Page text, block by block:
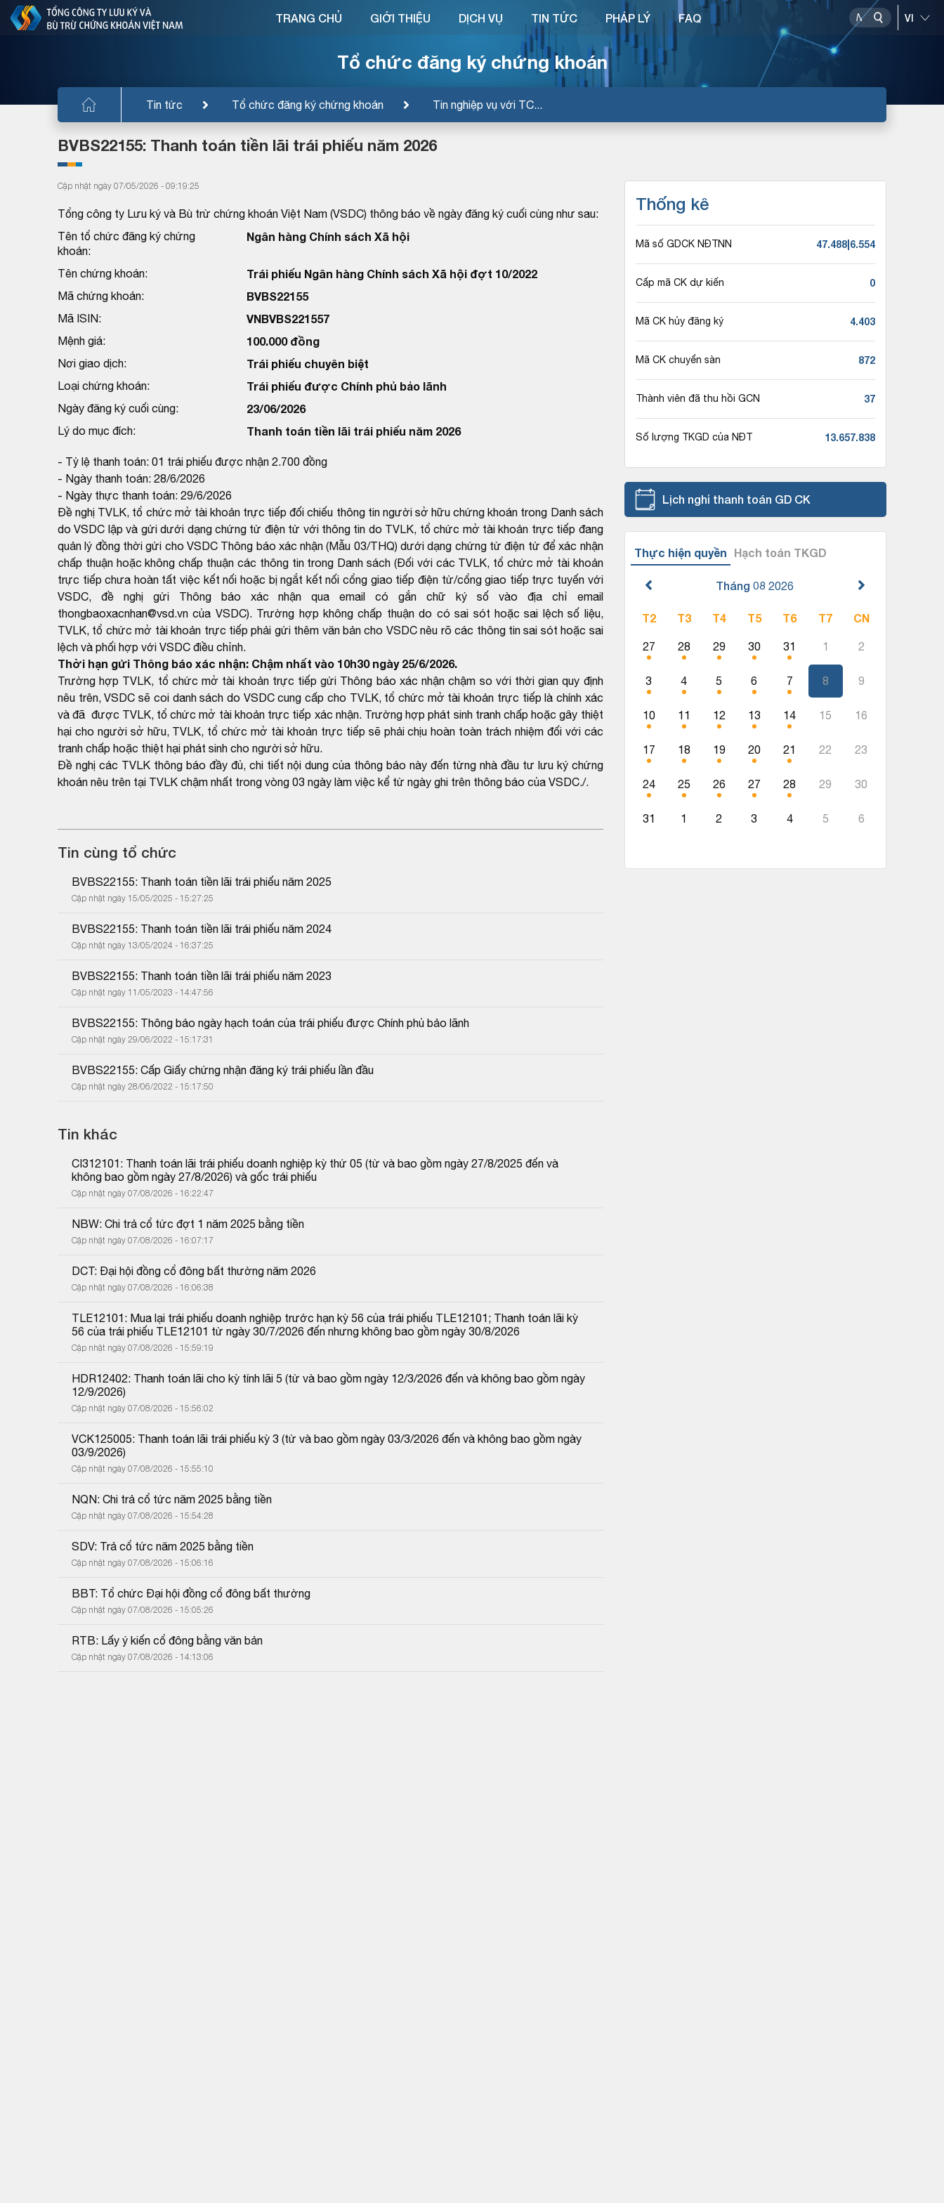
Tổ chức đăng ký chứng khoán
Tin tức Tổ chức đăng ký chứng khoán Tin nghiệp vụ với TC...
TRANG CHỦ GIỚI THIỆU DỊCH VỤ TIN TỨC PHÁP LÝ FAQ
BVBS22155: Thanh toán tiền lãi trái phiếu năm 2026
Cập nhật ngày 07/05/2026 - 09:19:25
Tổng công ty Lưu ký và Bù trừ chứng khoán Việt Nam (VSDC) thông báo về ngày đăng ký cuối cùng như sau:
Tên tổ chức đăng ký chứng
khoán:
Ngân hàng Chính sách Xã hội
Tên chứng khoán: Trái phiếu Ngân hàng Chính sách Xã hội đợt 10/2022
Mã chứng khoán: BVBS22155
Mã ISIN: VNBVBS221557
Mệnh giá: 100.000 đồng
Nơi giao dịch: Trái phiếu chuyên biệt
Loại chứng khoán: Trái phiếu được Chính phủ bảo lãnh
Ngày đăng ký cuối cùng: 23/06/2026
Lý do mục đích: Thanh toán tiền lãi trái phiếu năm 2026
- Tỷ lệ thanh toán: 01 trái phiếu được nhận 2.700 đồng
- Ngày thanh toán: 28/6/2026
- Ngày thực thanh toán: 29/6/2026
Đề nghị TVLK, tổ chức mở tài khoản trực tiếp đối chiếu thông tin người sở hữu chứng khoán trong Danh sách
do VSDC lập và gửi dưới dạng chứng từ điện tử với thông tin do TVLK, tổ chức mở tài khoản trực tiếp đang
quản lý đồng thời gửi cho VSDC Thông báo xác nhận (Mẫu 03/THQ) dưới dạng chứng từ điện tử để xác nhận
chấp thuận hoặc không chấp thuận các thông tin trong Danh sách (Đối với các TVLK, tổ chức mở tài khoản
trực tiếp chưa hoàn tất việc kết nối hoặc bị ngắt kết nối cổng giao tiếp điện tử/cổng giao tiếp trực tuyến với
VSDC, đề nghị gửi Thông báo xác nhận qua email có gắn chữ ký số vào địa chỉ email
thongbaoxacnhan@vsd.vn của VSDC). Trường hợp không chấp thuận do có sai sót hoặc sai lệch số liệu,
TVLK, tổ chức mở tài khoản trực tiếp phải gửi thêm văn bản cho VSDC nêu rõ các thông tin sai sót hoặc sai
lệch và phối hợp với VSDC điều chỉnh.
Thời hạn gửi Thông báo xác nhận: Chậm nhất vào 10h30 ngày 25/6/2026.
Trường hợp TVLK, tổ chức mở tài khoản trực tiếp gửi Thông báo xác nhận chậm so với thời gian quy định
nêu trên, VSDC sẽ coi danh sách do VSDC cung cấp cho TVLK, tổ chức mở tài khoản trực tiếp là chính xác
và đã được TVLK, tổ chức mở tài khoản trực tiếp xác nhận. Trường hợp phát sinh tranh chấp hoặc gây thiệt
hại cho người sở hữu, TVLK, tổ chức mở tài khoản trực tiếp sẽ phải chịu hoàn toàn trách nhiệm đối với các
tranh chấp hoặc thiệt hại phát sinh cho người sở hữu.
Đề nghị các TVLK thông báo đầy đủ, chi tiết nội dung của thông báo này đến từng nhà đầu tư lưu ký chứng
khoán nêu trên tại TVLK chậm nhất trong vòng 03 ngày làm việc kể từ ngày ghi trên thông báo của VSDC./.
Tin cùng tổ chức
BVBS22155: Thanh toán tiền lãi trái phiếu năm 2025
Cập nhật ngày 15/05/2025 - 15:27:25
BVBS22155: Thanh toán tiền lãi trái phiếu năm 2024
Cập nhật ngày 13/05/2024 - 16:37:25
BVBS22155: Thanh toán tiền lãi trái phiếu năm 2023
Cập nhật ngày 11/05/2023 - 14:47:56
BVBS22155: Thông báo ngày hạch toán của trái phiếu được Chính phủ bảo lãnh
Cập nhật ngày 29/06/2022 - 15:17:31
BVBS22155: Cấp Giấy chứng nhận đăng ký trái phiếu lần đầu
Cập nhật ngày 28/06/2022 - 15:17:50
Tin khác
CI312101: Thanh toán lãi trái phiếu doanh nghiệp kỳ thứ 05 (từ và bao gồm ngày 27/8/2025 đến và
không bao gồm ngày 27/8/2026) và gốc trái phiếu
Cập nhật ngày 07/08/2026 - 16:22:47
NBW: Chi trả cổ tức đợt 1 năm 2025 bằng tiền
Cập nhật ngày 07/08/2026 - 16:07:17
DCT: Đại hội đồng cổ đông bất thường năm 2026
Cập nhật ngày 07/08/2026 - 16:06:38
TLE12101: Mua lại trái phiếu doanh nghiệp trước hạn kỳ 56 của trái phiếu TLE12101; Thanh toán lãi kỳ
56 của trái phiếu TLE12101 từ ngày 30/7/2026 đến nhưng không bao gồm ngày 30/8/2026
Cập nhật ngày 07/08/2026 - 15:59:19
HDR12402: Thanh toán lãi cho kỳ tính lãi 5 (từ và bao gồm ngày 12/3/2026 đến và không bao gồm ngày
12/9/2026)
Cập nhật ngày 07/08/2026 - 15:56:02
VCK125005: Thanh toán lãi trái phiếu kỳ 3 (từ và bao gồm ngày 03/3/2026 đến và không bao gồm ngày
03/9/2026)
Cập nhật ngày 07/08/2026 - 15:55:10
NQN: Chi trả cổ tức năm 2025 bằng tiền
Cập nhật ngày 07/08/2026 - 15:54:28
SDV: Trả cổ tức năm 2025 bằng tiền
Cập nhật ngày 07/08/2026 - 15:06:16
BBT: Tổ chức Đại hội đồng cổ đông bất thường
Cập nhật ngày 07/08/2026 - 15:05:26
RTB: Lấy ý kiến cổ đông bằng văn bản
Cập nhật ngày 07/08/2026 - 14:13:06
Thống kê
Mã số GDCK NĐTNN 47.488|6.554
Cấp mã CK dự kiến 0
Mã CK hủy đăng ký 4.403
Mã CK chuyển sàn 872
Thành viên đã thu hồi GCN 37
Số lượng TKGD của NĐT 13.657.838
Lịch nghỉ thanh toán GD CK
Thực hiện quyền Hạch toán TKGD
Tháng 08 2026
T2 T3 T4 T5 T6 T7 CN
27 28 29 30 31 1 2
3 4 5 6 7 8 9
10 11 12 13 14 15 16
17 18 19 20 21 22 23
24 25 26 27 28 29 30
31 1 2 3 4 5 6